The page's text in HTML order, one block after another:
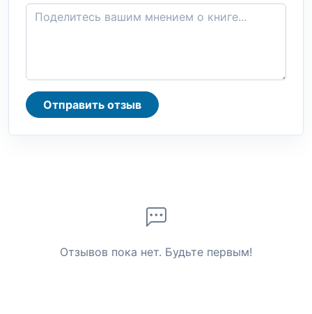
Отправить отзыв
Отзывов пока нет. Будьте первым!